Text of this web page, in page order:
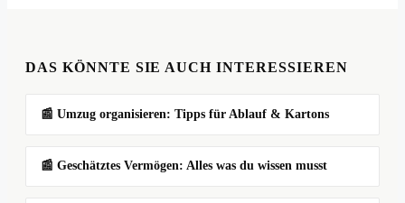
DAS KÖNNTE SIE AUCH INTERESSIEREN
📰 Umzug organisieren: Tipps für Ablauf & Kartons
📰 Geschätztes Vermögen: Alles was du wissen musst